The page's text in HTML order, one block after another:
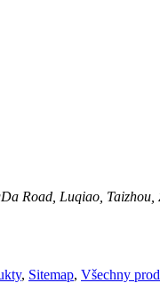
Road, Luqiao,
, Sitemap, Všechny